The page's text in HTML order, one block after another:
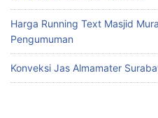
Harga Running Text Masjid
Pengumuman
Konveksi Jas Almamater